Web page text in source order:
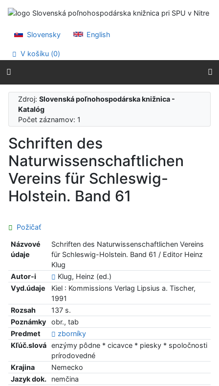
Prejsť na menu
Slovensky
English
V košíku (0)
Zdroj:Slovenská poľnohospodárska knižnica -
Katalóg
Počet záznamov: 1
Schriften des
Naturwissenschaftlichen
Vereins für Schleswig-
Holstein. Band 61
Požičať
Názvové
údaje
Schriften des Naturwissenschaftlichen Vereins
für Schleswig-Holstein. Band 61 / Editor Heinz
Klug
Autor-i
Klug, Heinz (ed.)
Vyd.údaje
Kiel : Kommissions Verlag Lipsius a. Tischer,
1991
Rozsah
137 s.
Poznámky
obr., tab
Predmet
zborníky
Kľúč.slová
enzýmy pôdne * cicavce * piesky * spoločnosti
prírodovedné
Krajina
Nemecko
Jazyk dok.
nemčina